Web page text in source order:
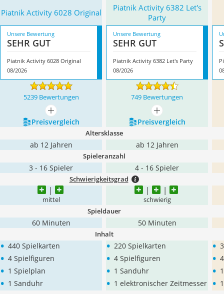
Piatnik Activity 6028 Original
Piatnik Activity 6382 Let's
Party
Unsere Bewertung
SEHR GUT
Piatnik Activity 6028 Original
08/2026
Unsere Bewertung
SEHR GUT
Piatnik Activity 6382 Let's Party
08/2026
5239 Bewertungen 749 Bewertungen
mehr anzeigen
mehr anzeigen
Preis­vergleich
Preis­vergleich
Altersklasse
ab 12 Jahren ab 12 Jahren
Spieleranzahl
3 - 16 Spieler 4 - 16 Spieler
Schwierigkeitsgrad
mittel schwierig
Spieldauer
60 Minuten 50 Minuten
Inhalt
• 440 Spielkarten
• 4 Spielfiguren
• 1 Spielplan
• 1 Sanduhr
• 220 Spielkarten
• 4 Spielfiguren
• 1 Sanduhr
• 1 elektronischer Zeitmesser
•
•
•
•